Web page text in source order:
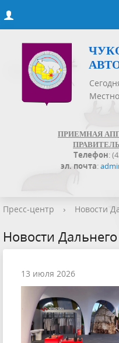
ПРИЕМНАЯ
Телефон:
эл. почта:
Пресс-центр › Новости
Новости
13 июля 2026